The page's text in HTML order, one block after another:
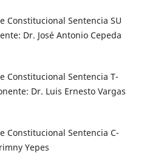
Constitucional Sentencia SU
Dr. José Antonio Cepeda
Constitucional Sentencia T-
Dr. Luis Ernesto Vargas
Constitucional Sentencia C-
Yepes